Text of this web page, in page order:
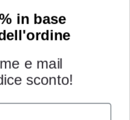
in base
e mail
sconto!